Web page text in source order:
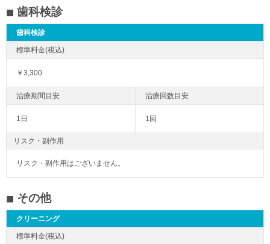
歯科検診
歯科検診
￥3,300
1日 1回
リスク・副作用
リスク・副作用はございません。
その他
クリーニング